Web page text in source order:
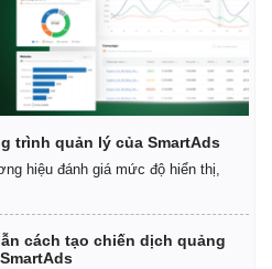
trình quản lý của SmartAds
hiệu đánh giá mức độ hiển thị,
cách tạo chiến dịch quảng